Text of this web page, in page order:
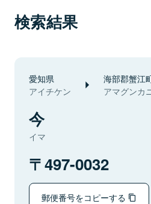
検索結果
愛知県
アイチケン
海部郡蟹江
アマグンカ
今
イマ
497-0032
郵便番号をコピーする